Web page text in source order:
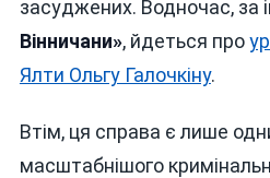
засуджених. Водночас, за
Вінничани», йдеться про
Ялти Ольгу Галочкіну.
Втім, ця справа є лише
масштабнішого